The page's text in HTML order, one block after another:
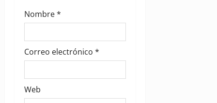
Nombre*
Correo electrónico *
Web